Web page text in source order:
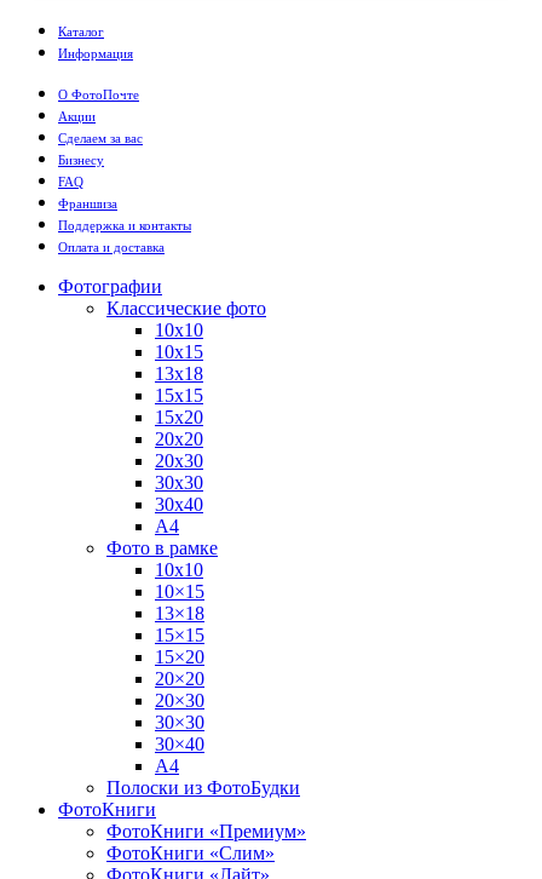
Каталог
Информация
О ФотоПочте
Акции
Сделаем за вас
Бизнесу
FAQ
Франшиза
Поддержка и контакты
Оплата и доставка
Фотографии
Классические фото
10х10
10х15
13х18
15х15
15х20
20х20
20х30
30х30
30х40
А4
Фото в рамке
10х10
10×15
13×18
15×15
15×20
20×20
20×30
30×30
30×40
A4
Полоски из ФотоБудки
ФотоКниги
ФотоКниги «Премиум»
ФотоКниги «Слим»
ФотоКниги «Лайт»